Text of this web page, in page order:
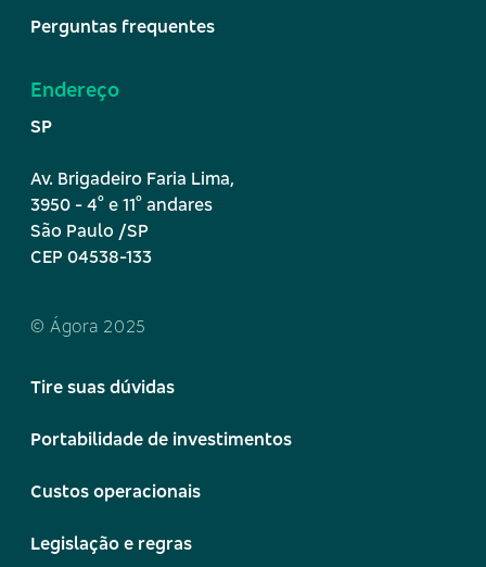
Perguntas frequentes
Endereço
SP
Av. Brigadeiro Faria Lima,
3950 - 4º e 11º andares
São Paulo /SP
CEP 04538-133
© Ágora 2025
Tire suas dúvidas
Portabilidade de investimentos
Custos operacionais
Legislação e regras